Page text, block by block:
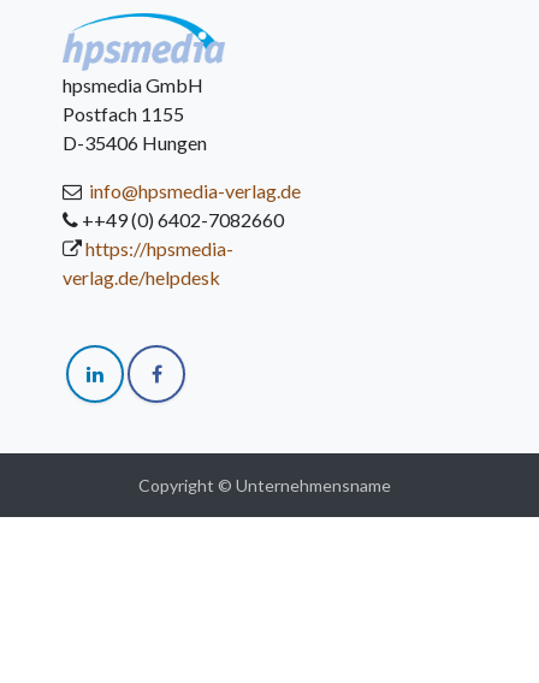
hpsmedia GmbH
Postfach 1155
D-35406 Hungen
info@hpsmedia-verlag.de
++49 (0) 6402-7082660
https://hpsmedia-
verlag.de/helpdesk
Copyright © Unternehmensname